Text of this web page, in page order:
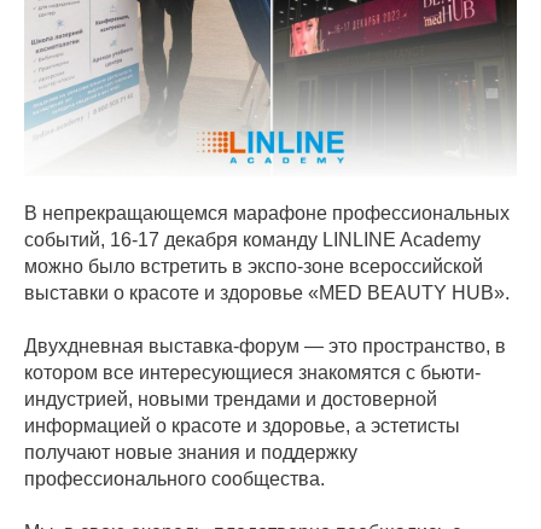
В непрекращающемся марафоне профессиональных
событий, 16-17 декабря команду LINLINE Academy
можно было встретить в экспо-зоне всероссийской
выставки о красоте и здоровье «MED BEAUTY HUB».
Двухдневная выставка-форум — это пространство, в
котором все интересующиеся знакомятся с бьюти-
индустрией, новыми трендами и достоверной
информацией о красоте и здоровье, а эстетисты
получают новые знания и поддержку
профессионального сообщества.